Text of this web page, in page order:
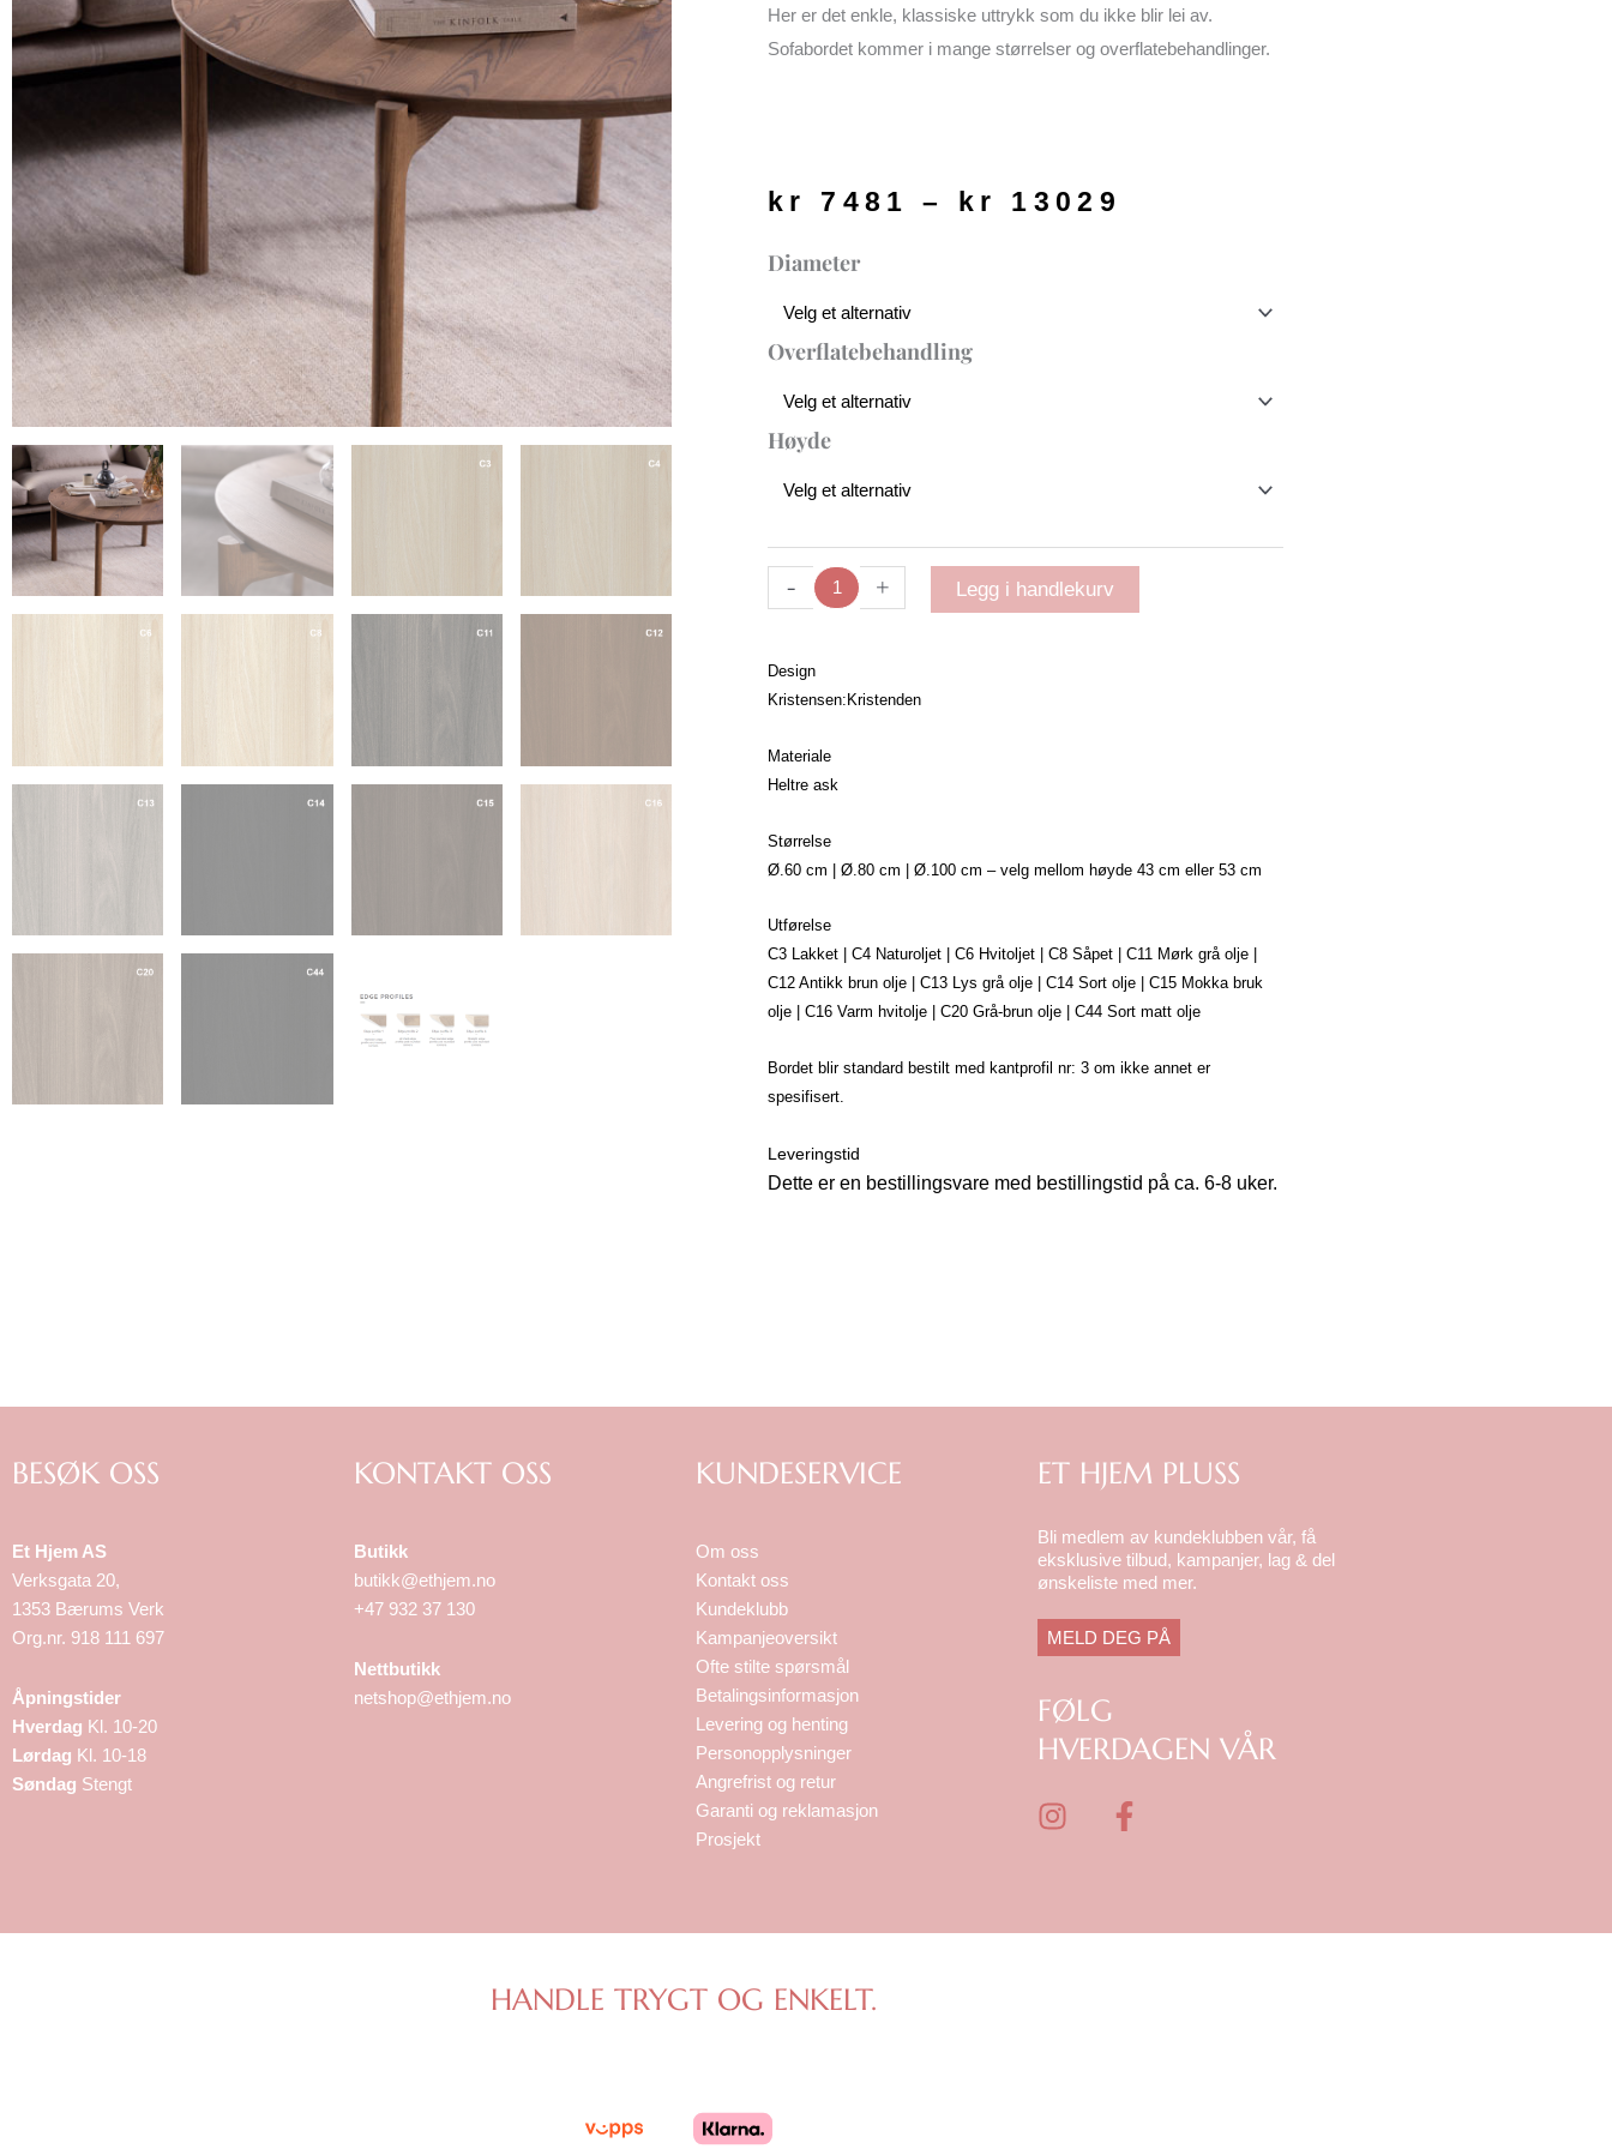
Her er det enkle, klassiske uttrykk som du ikke blir lei av.
Sofabordet kommer i mange størrelser og overflatebehandlinger.
kr 7481 – kr 13029
Diameter
Overflatebehandling
Høyde
-
ANT
Rundt
|
antall
+ Legg i handlekurv
Design
Kristensen:Kristenden
Materiale
Heltre ask
Størrelse
Ø.60 cm | Ø.80 cm | Ø.100 cm – velg mellom høyde 43 cm eller 53 cm
Utførelse
C3 Lakket | C4 Naturoljet | C6 Hvitoljet | C8 Såpet | C11 Mørk grå olje |
C12 Antikk brun olje | C13 Lys grå olje | C14 Sort olje | C15 Mokka bruk
olje | C16 Varm hvitolje | C20 Grå-brun olje | C44 Sort matt olje
Bordet blir standard bestilt med kantprofil nr: 3 om ikke annet er
spesifisert.
L everingstid
Dette er en bestillingsvare med bestillingstid på ca. 6-8 uker.
BESØK OSS
Et Hjem AS
Verksgata 20,
1353 Bærums Verk
Org.nr. 918 111 697
Åpningstider
Hverdag Kl. 10-20
Lørdag Kl. 10-18
Søndag Stengt
KONTAKT OSS
Butikk
butikk@ethjem.no
+47 932 37 130
Nettbutikk
netshop@ethjem.no
KUNDESERVICE
Om oss
Kontakt oss
Kundeklubb
Kampanjeoversikt
Ofte stilte spørsmål
Betalingsinformasjon
Levering og henting
Personopplysninger
Angrefrist og retur
Garanti og reklamasjon
Prosjekt
ET HJEM PLUSS
Bli medlem av kundeklubben vår, få
eksklusive tilbud, kampanjer, lag & del
ønskeliste med mer.
MELD DEG PÅ
FØLG
HVERDAGEN VÅR
I
a
F
b
HANDLE TRYGT OG ENKELT.